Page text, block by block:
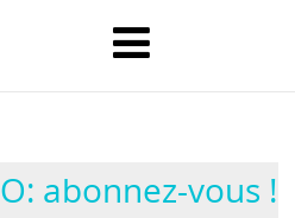
abonnez-vous !